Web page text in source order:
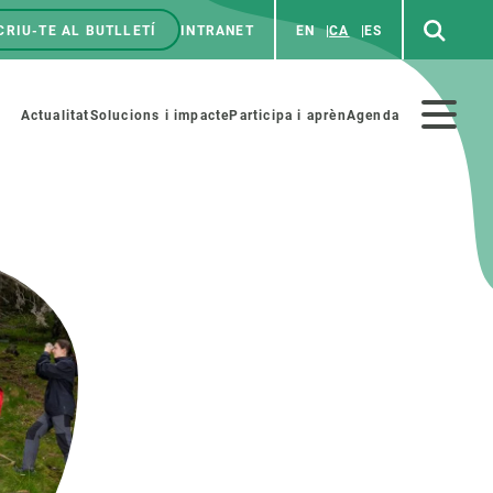
TE AL BUTLLETÍ INTRANET EN CA ES
Menú
ActualitatSolucions i impacteParticipa i aprènAgenda
i art
ciència amb nosaltres
educatius